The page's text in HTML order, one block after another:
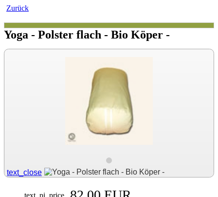
Zurück
Yoga - Polster flach - Bio Köper -
text_close
text_pi_price